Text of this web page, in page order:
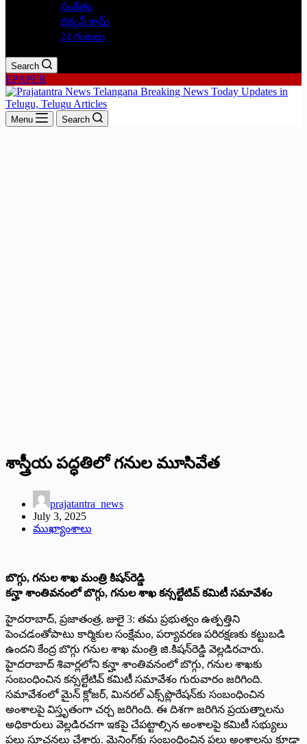
సంకేతం
దక్కన్.కామ్
24 గంటలు
Search
EPAPER
Menu Search
శాస్త్రీయ పద్ధతిలో గనుల మూసివేత
prajatantra_news
July 3, 2025
ముఖ్యాంశాలు
బొగ్గు, గనుల శాఖ మంత్రి కిషన్‌రెడ్డి
కన్హా శాంతివనంలో బొగ్గు, గనుల శాఖ కన్సల్టేటివ్‌ కమిటీ సమావేశం
హైదరాబాద్‌, ప్రజాతంత్ర, జులై 3: తమ ప్రభుత్వం ఉత్పత్తిని
పెంచడంతోపాటు కార్మికుల సంక్షేమం, పర్యావరణ పరిరక్షణకు కట్టుబడి
ఉందని కేంద్ర బొగ్గు గనుల శాఖ మంత్రి జి.కిషన్‌రెడ్డి వెల్లడిరచారు.
హైదరాబాద్‌ శివార్లలోని కన్హా శాంతివనంలో బొగ్గు, గనుల శాఖకు
సంబంధించిన కన్సల్టేటివ్‌ కమిటీ సమావేశం గురువారం జరిగింది.
సమావేశంలో మైన్‌ క్లోజర్‌, మినరల్‌ ఎక్స్‌ప్లొరేషన్‌కు సంబంధించిన
అంశాలపై విస్తృతంగా చర్చ జరిగింది. ఈ దిశగా జరిగిన ప్రయత్నాలను
అధికారులు వెల్లడిరచగా ఇకపై చేపట్టాల్సిన అంశాలపై కమిటీ సభ్యులు
పలు సూచనలు చేశారు. మైనింగ్‌కు సంబంధించిన పలు అంశాలను కూడా